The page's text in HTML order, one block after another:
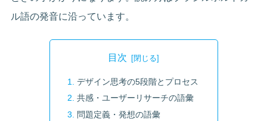
ル語の発音に沿っています。
目次
デザイン思考の5段階とプロセス
共感・ユーザーリサーチの語彙
問題定義・発想の語彙